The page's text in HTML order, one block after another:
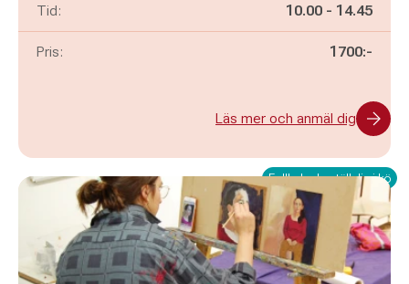
Tid: Pågår mellan
10.00 - och
14.45
Pris: 1700:-
Läs mer och anmäl dig
Fullbokad - ställ dig i kö